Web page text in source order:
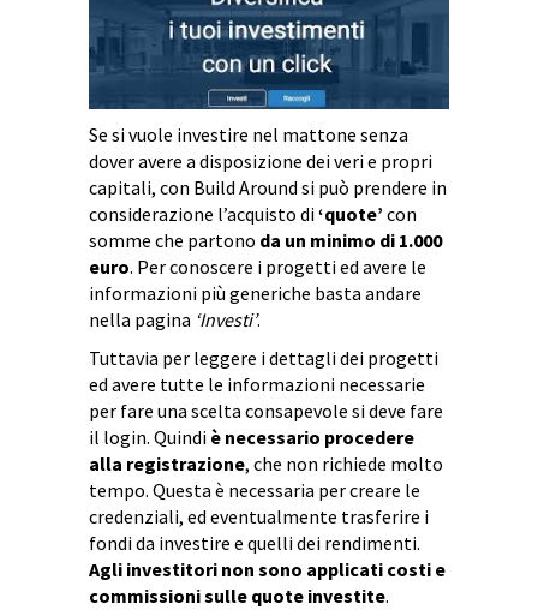
Se si vuole investire nel mattone senza
dover avere a disposizione dei veri e propri
capitali, con Build Around si può prendere in
considerazione l’acquisto di‘quote’ con
somme che partono da un minimo di 1.000
euro. Per conoscere i progetti ed avere le
informazioni più generiche basta andare
nella pagina ‘Investi’.
Tuttavia per leggere i dettagli dei progetti
ed avere tutte le informazioni necessarie
per fare una scelta consapevole si deve fare
il login. Quindi è necessario procedere
alla registrazione, che non richiede molto
tempo. Questa è necessaria per creare le
credenziali, ed eventualmente trasferire i
fondi da investire e quelli dei rendimenti.
Agli investitori non sono applicati costi e
commissioni sulle quote investite.